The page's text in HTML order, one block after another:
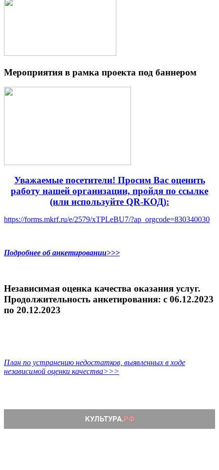
Мероприятия в рамка проекта под баннером
Уважаемые посетители! Просим Вас оценить
работу нашей организации, пройдя по ссылке
(или используйте QR-КОД):
https://forms.mkrf.ru/e/2579/xTPLeBU7/?ap_orgcode=830340030
Подробнее об анкетировании>>>
Независимая оценка качества оказания услуг.
Продолжительность анкетирования: c 06.12.2023
по 20.12.2023
План по устранению недостатков, выявленных в ходе
независимой оценки качества>>>